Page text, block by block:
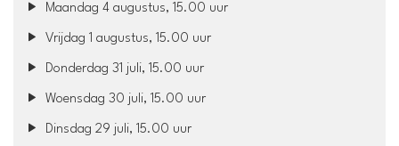
Maandag 4 augustus, 15.00 uur
Vrijdag 1 augustus, 15.00 uur
Donderdag 31 juli, 15.00 uur
Woensdag 30 juli, 15.00 uur
Dinsdag 29 juli, 15.00 uur